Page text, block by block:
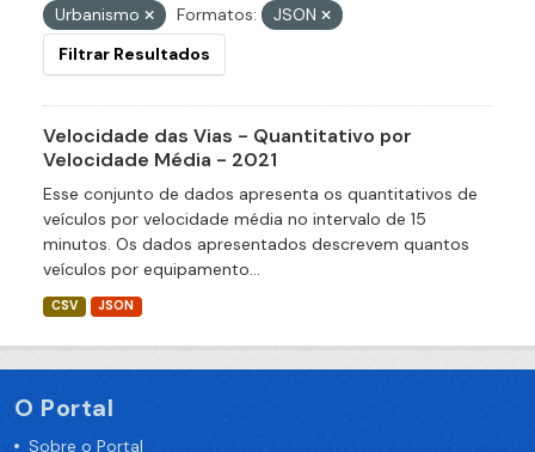
Urbanismo
Formatos:
JSON
Filtrar Resultados
Velocidade das Vias - Quantitativo por
Velocidade Média - 2021
Esse conjunto de dados apresenta os quantitativos de
veículos por velocidade média no intervalo de 15
minutos. Os dados apresentados descrevem quantos
veículos por equipamento...
CSV JSON
O Portal
Sobre o Portal